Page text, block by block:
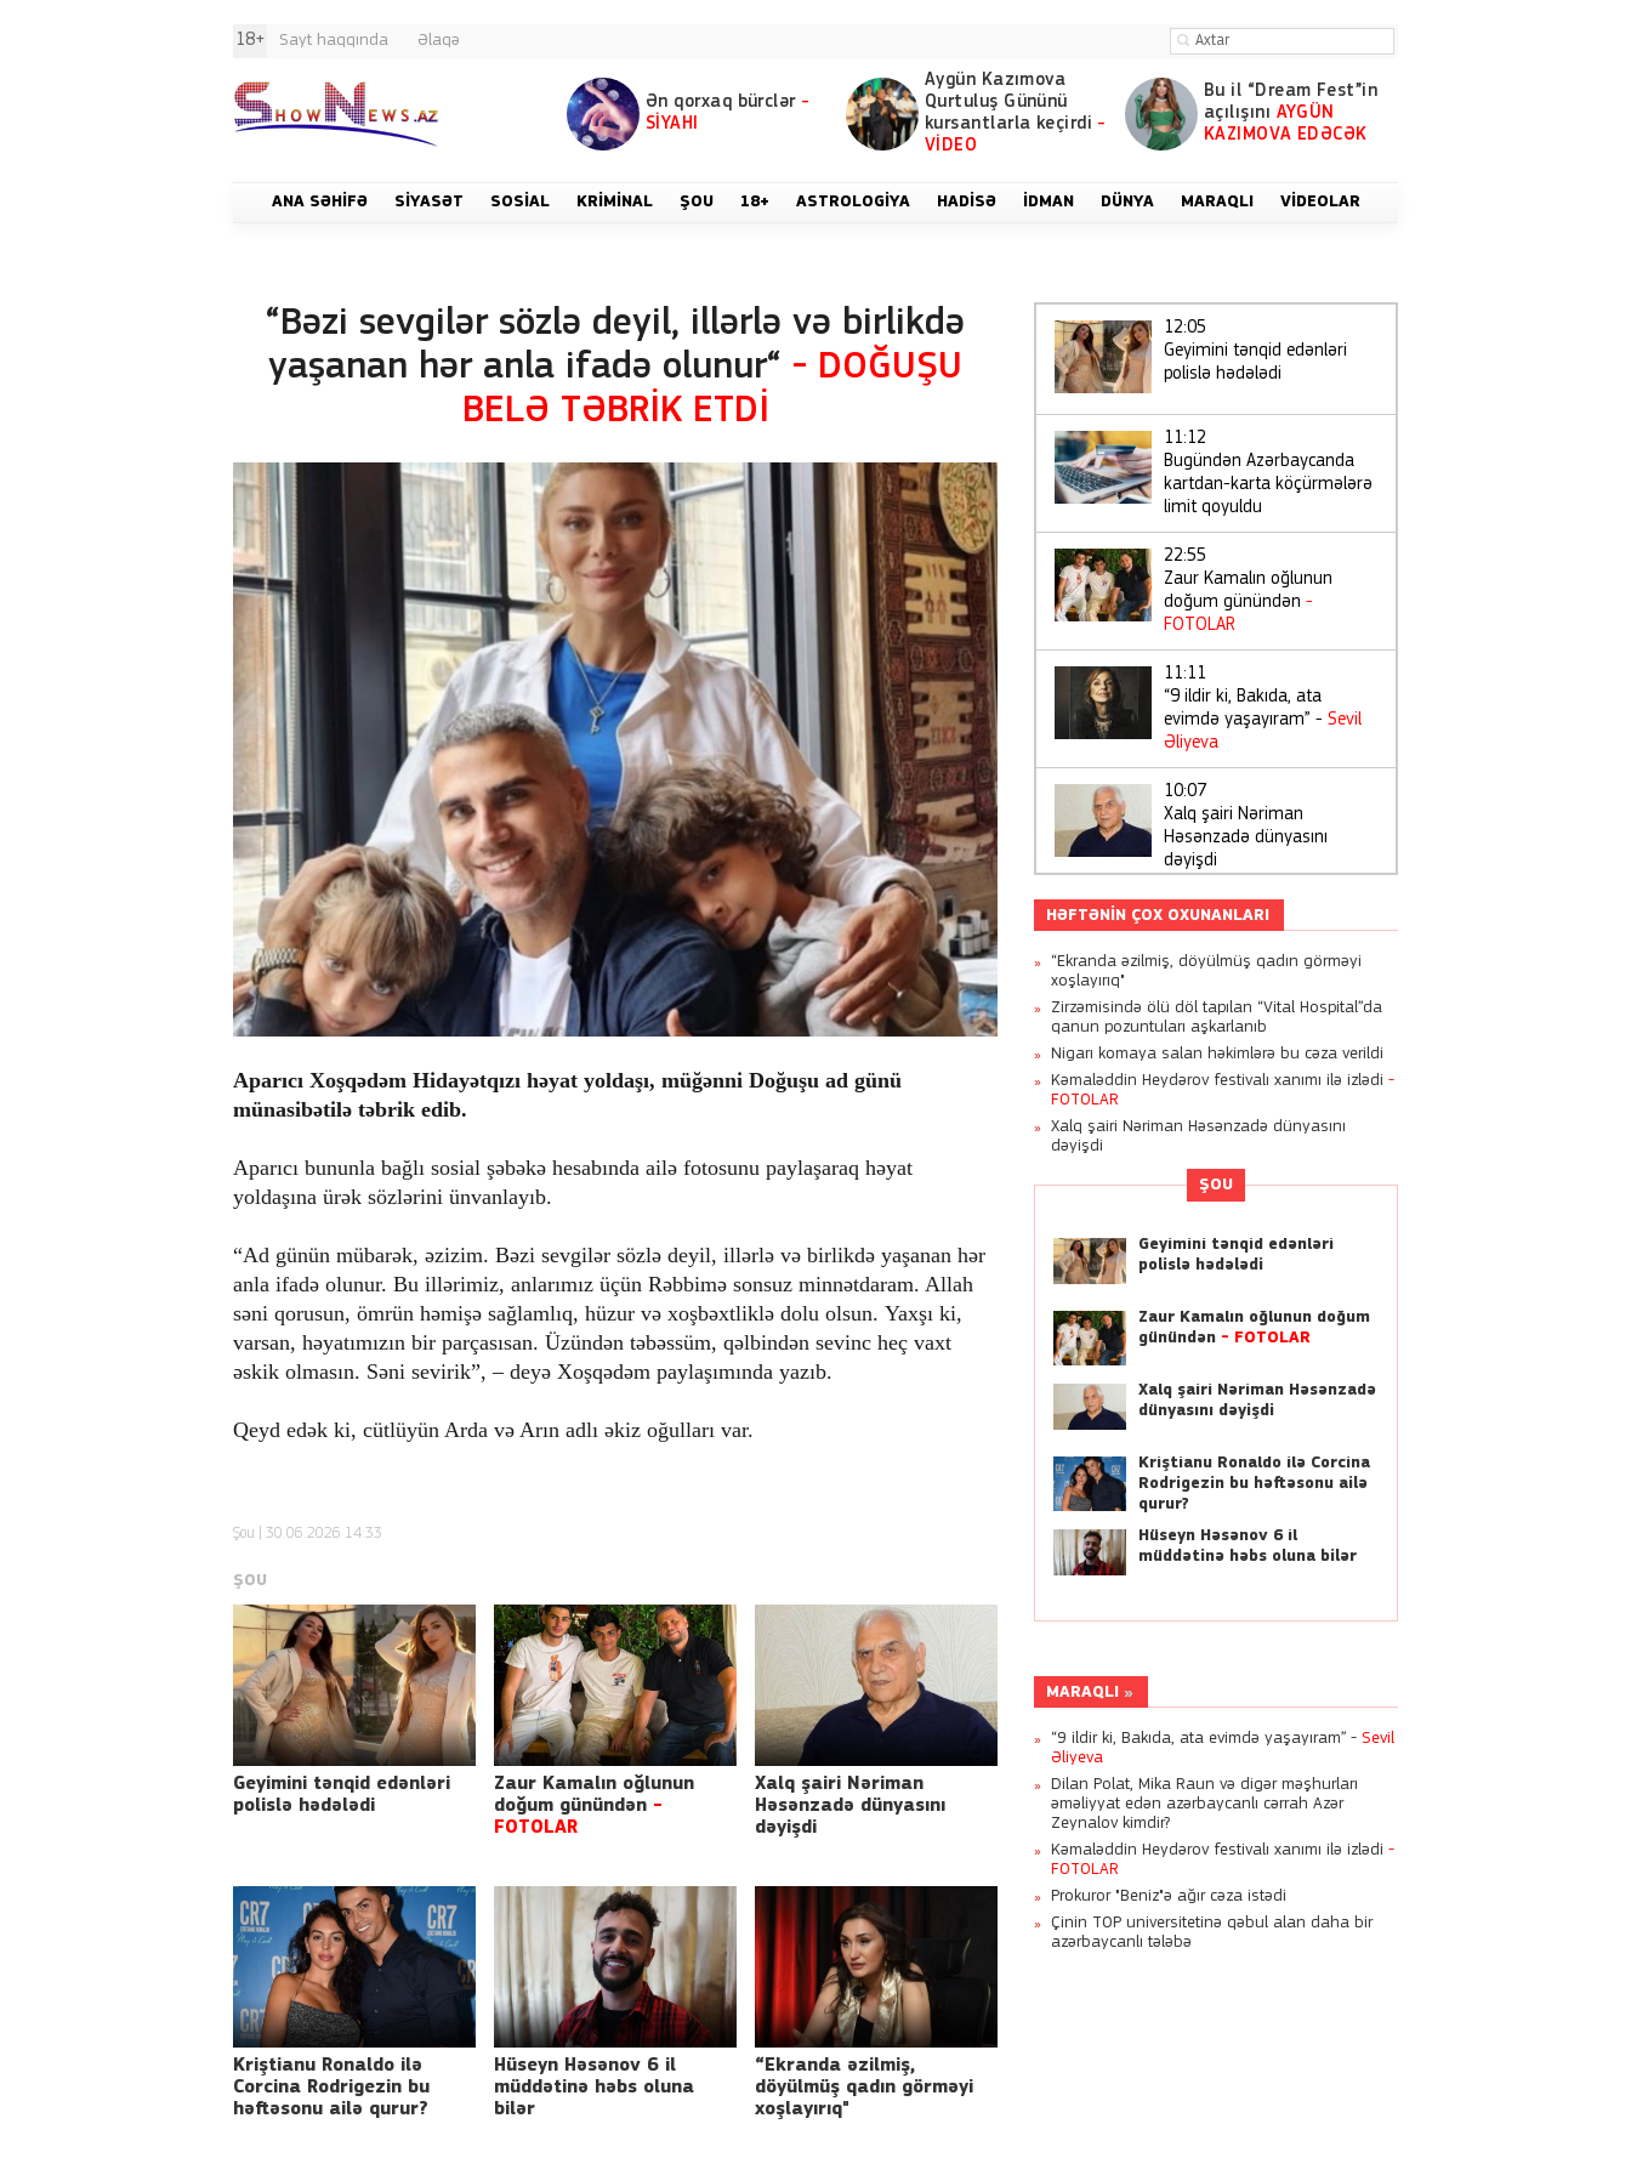
18+ Sayt haqqında Əlaqə
Ən qorxaq bürclər -
SİYAHI
Aygün Kazımova
Qurtuluş Gününü
kursantlarla keçirdi -
VİDEO
Bu il “Dream Fest”in
açılışını AYGÜN
KAZIMOVA EDƏCƏK
ANA SƏHIFƏ SIYASƏT SOSIAL KRIMINAL ŞOU 18+ ASTROLOGIYA HADISƏ İDMAN DÜNYA MARAQLI VIDEOLAR
“Bəzi sevgilər sözlə deyil, illərlə və birlikdə
yaşanan hər anla ifadə olunur“ - DOĞUŞU
BELƏ TƏBRİK ETDİ
Aparıcı Xoşqədəm Hidayətqızı həyat yoldaşı, müğənni Doğuşu ad günü
münasibətilə təbrik edib.
Aparıcı bununla bağlı sosial şəbəkə hesabında ailə fotosunu paylaşaraq həyat
yoldaşına ürək sözlərini ünvanlayıb.
“Ad günün mübarək, əzizim. Bəzi sevgilər sözlə deyil, illərlə və birlikdə yaşanan hər
anla ifadə olunur. Bu illərimiz, anlarımız üçün Rəbbimə sonsuz minnətdaram. Allah
səni qorusun, ömrün həmişə sağlamlıq, hüzur və xoşbəxtliklə dolu olsun. Yaxşı ki,
varsan, həyatımızın bir parçasısan. Üzündən təbəssüm, qəlbindən sevinc heç vaxt
əskik olmasın. Səni sevirik”, – deyə Xoşqədəm paylaşımında yazıb.
Qeyd edək ki, cütlüyün Arda və Arın adlı əkiz oğulları var.
Şou | 30.06.2026 14:33
ŞOU
Geyimini tənqid edənləri
polislə hədələdi
Zaur Kamalın oğlunun
doğum günündən -
FOTOLAR
Xalq şairi Nəriman
Həsənzadə dünyasını
dəyişdi
Kriştianu Ronaldo ilə
Corcina Rodrigezin bu
həftəsonu ailə qurur?
Hüseyn Həsənov 6 il
müddətinə həbs oluna
bilər
“Ekranda əzilmiş,
döyülmüş qadın görməyi
xoşlayırıq"
12:05
Geyimini tənqid edənləri
polislə hədələdi
11:12
Bugündən Azərbaycanda
kartdan-karta köçürmələrə
limit qoyuldu
22:55
Zaur Kamalın oğlunun
doğum günündən -
FOTOLAR
11:11
“9 ildir ki, Bakıda, ata
evimdə yaşayıram” - Sevil
Əliyeva
10:07
Xalq şairi Nəriman
Həsənzadə dünyasını
dəyişdi
01:13
Kriştianu Ronaldo ilə
Corcina Rodrigezin bu
22:21
Dilan Polat, Mika Raun və
digər məşhurları əməliyyat
Azər Zeynalov kimdir?
21:46
Hüseyn Həsənov 6 il
həkimlərə bu cəza verildi
15:21
Zirzəmisində ölü döl tapılan
pozuntuları aşkarlanıb
23:17
“Ekranda əzilmiş, döyülmüş
qadın görməyi xoşlayırıq"
13:55
03:39
evlənən şəxsHƏBS OLUND
20:41
yürüşə cəhd edənlərə hökm
oxunub
HƏFTƏNIN ÇOX OXUNANLARI
“Ekranda əzilmiş, döyülmüş qadın görməyi
xoşlayırıq"
Zirzəmisində ölü döl tapılan “Vital Hospital”da
qanun pozuntuları aşkarlanıb
Nigarı komaya salan həkimlərə bu cəza verildi
Kəmaləddin Heydərov festivalı xanımı ilə izlədi -
FOTOLAR
Xalq şairi Nəriman Həsənzadə dünyasını
dəyişdi
ŞOU
Geyimini tənqid edənləri
polislə hədələdi
Zaur Kamalın oğlunun doğum
günündən - FOTOLAR
Xalq şairi Nəriman Həsənzadə
dünyasını dəyişdi
Kriştianu Ronaldo ilə Corcina
Rodrigezin bu həftəsonu ailə
qurur?
Hüseyn Həsənov 6 il
müddətinə həbs oluna bilər
MARAQLI
“9 ildir ki, Bakıda, ata evimdə yaşayıram” - Sevil
Əliyeva
Dilan Polat, Mika Raun və digər məşhurları
əməliyyat edən azərbaycanlı cərrah Azər
Zeynalov kimdir?
Kəmaləddin Heydərov festivalı xanımı ilə izlədi -
FOTOLAR
Prokuror "Beniz"ə ağır cəza istədi
Çinin TOP universitetinə qəbul alan daha bir
azərbaycanlı tələbə